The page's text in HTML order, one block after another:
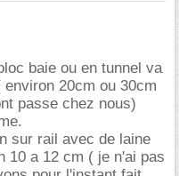
baie ou en tunnel va
20cm ou 30cm
passe chez nous)
sur rail avec de laine
10 a 12 cm ( je n'ai pas